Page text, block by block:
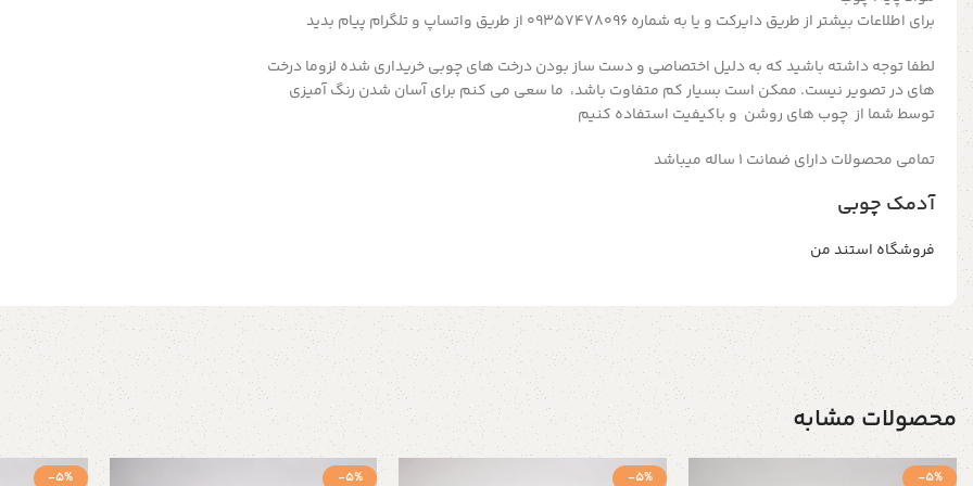
برای اطلاعات بیشتر از طریق دایرکت و یا به شماره 09357478096 از طریق واتساپ و تلگرام پیام بدید
لطفا توجه داشته باشید که به دلیل اختصاصی و دست ساز بودن درخت های چوبی خریداری شده لزوما درخت
های در تصویر نیست. ممکن است بسیار کم متفاوت باشد، ما سعی می کنم برای آسان شدن رنگ آمیزی
توسط شما از چوب های روشن و باکیفیت استفاده کنیم
تمامی محصولات دارای ضمانت ۱ ساله میباشد
آدمک چوبی
فروشگاه استند من
محصولات مشابه
-5%
-5%
-5%
-5%